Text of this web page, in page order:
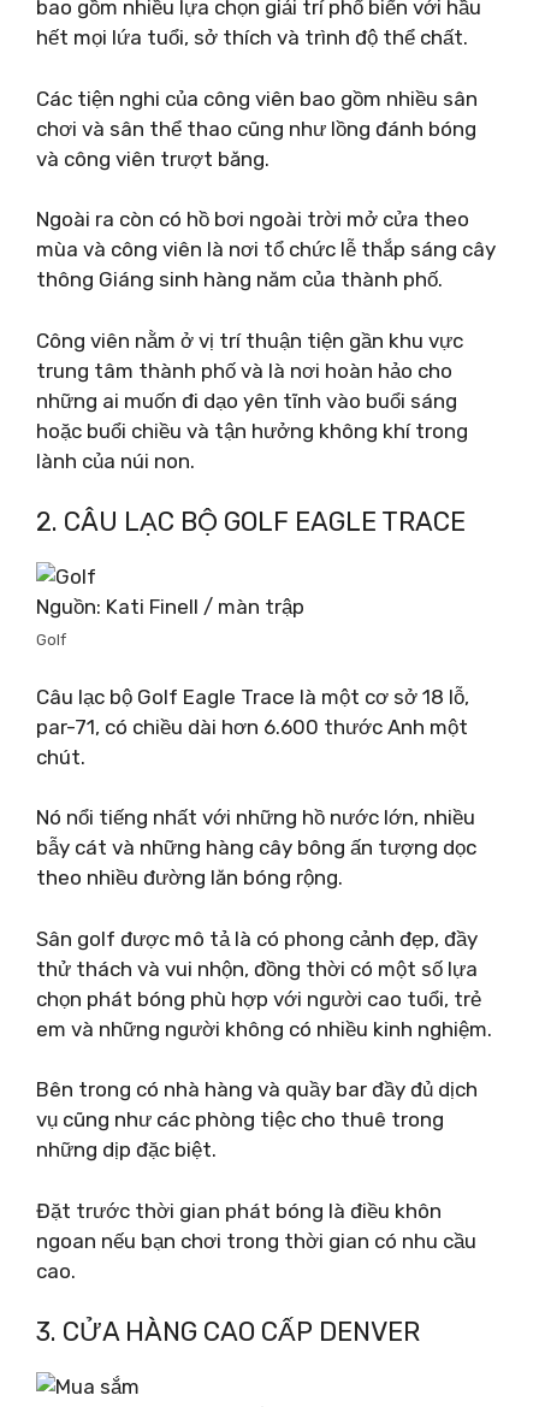
bao gồm nhiều lựa chọn giải trí phổ biến với hầu
hết mọi lứa tuổi, sở thích và trình độ thể chất.
Các tiện nghi của công viên bao gồm nhiều sân
chơi và sân thể thao cũng như lồng đánh bóng
và công viên trượt băng.
Ngoài ra còn có hồ bơi ngoài trời mở cửa theo
mùa và công viên là nơi tổ chức lễ thắp sáng cây
thông Giáng sinh hàng năm của thành phố.
Công viên nằm ở vị trí thuận tiện gần khu vực
trung tâm thành phố và là nơi hoàn hảo cho
những ai muốn đi dạo yên tĩnh vào buổi sáng
hoặc buổi chiều và tận hưởng không khí trong
lành của núi non.
2. CÂU LẠC BỘ GOLF EAGLE TRACE
Nguồn: Kati Finell / màn trập
Golf
Câu lạc bộ Golf Eagle Trace là một cơ sở 18 lỗ,
par-71, có chiều dài hơn 6.600 thước Anh một
chút.
Nó nổi tiếng nhất với những hồ nước lớn, nhiều
bẫy cát và những hàng cây bông ấn tượng dọc
theo nhiều đường lăn bóng rộng.
Sân golf được mô tả là có phong cảnh đẹp, đầy
thử thách và vui nhộn, đồng thời có một số lựa
chọn phát bóng phù hợp với người cao tuổi, trẻ
em và những người không có nhiều kinh nghiệm.
Bên trong có nhà hàng và quầy bar đầy đủ dịch
vụ cũng như các phòng tiệc cho thuê trong
những dịp đặc biệt.
Đặt trước thời gian phát bóng là điều khôn
ngoan nếu bạn chơi trong thời gian có nhu cầu
cao.
3. CỬA HÀNG CAO CẤP DENVER